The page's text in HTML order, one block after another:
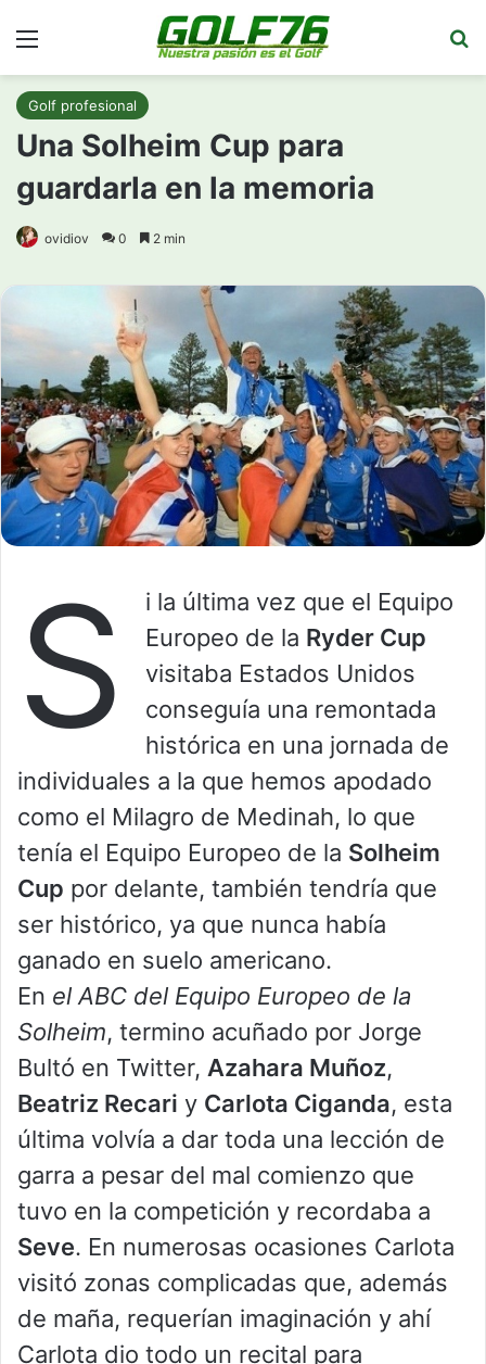
Golf profesional
Una Solheim Cup para
guardarla en la memoria
ovidiov 0 2 min
S
i la última vez que el Equipo
Europeo de la Ryder Cup
visitaba Estados Unidos
conseguía una remontada
histórica en una jornada de
individuales a la que hemos apodado
como el Milagro de Medinah, lo que
tenía el Equipo Europeo de la Solheim
Cup por delante, también tendría que
ser histórico, ya que nunca había
ganado en suelo americano.
En el ABC del Equipo Europeo de la
Solheim, termino acuñado por Jorge
Bultó en Twitter, Azahara Muñoz,
Beatriz Recari y Carlota Ciganda, esta
última volvía a dar toda una lección de
garra a pesar del mal comienzo que
tuvo en la competición y recordaba a
Seve. En numerosas ocasiones Carlota
visitó zonas complicadas que, además
de maña, requerían imaginación y ahí
Carlota dio todo un recital para